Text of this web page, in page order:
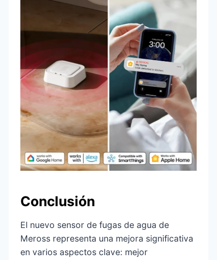
Conclusión
El nuevo sensor de fugas de agua de
Meross representa una mejora significativa
en varios aspectos clave: mejor